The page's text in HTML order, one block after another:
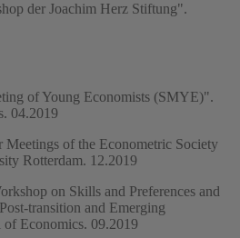
der Joachim Herz Stiftung".
of Young Economists (SMYE)".
04.2019
of the Econometric Society
Rotterdam. 12.2019
on Skills and Preferences and
transition and Emerging
Economics. 09.2019